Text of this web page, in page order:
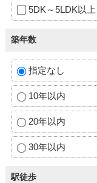
5DK～5LDK以上
築年数
指定なし
10年以内
20年以内
30年以内
駅徒歩